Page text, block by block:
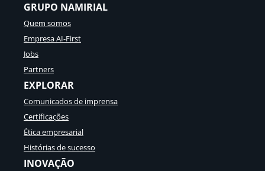
GRUPO NAMIRIAL
Quem somos
Empresa AI-First
Jobs
Partners
EXPLORAR
Comunicados de imprensa
Certificações
Ética empresarial
Histórias de sucesso
INOVAÇÃO